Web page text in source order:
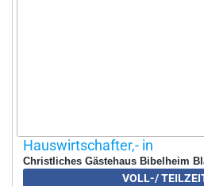
Hauswirtschafter,- in
Christliches Gästehaus Bibelheim
VOLL-/